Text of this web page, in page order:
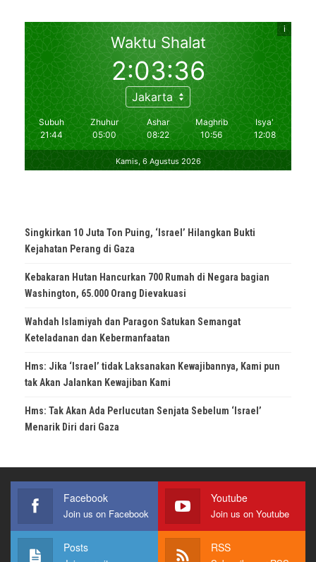
Singkirkan 10 Juta Ton Puing, ‘Israel’ Hilangkan Bukti
Kejahatan Perang di Gaza
Kebakaran Hutan Hancurkan 700 Rumah di Negara bagian
Washington, 65.000 Orang Dievakuasi
Wahdah Islamiyah dan Paragon Satukan Semangat
Keteladanan dan Kebermanfaatan
Hms: Jika ‘Israel’ tidak Laksanakan Kewajibannya, Kami pun
tak Akan Jalankan Kewajiban Kami
Hms: Tak Akan Ada Perlucutan Senjata Sebelum ‘Israel’
Menarik Diri dari Gaza
Facebook
Join us on Facebook
Youtube
Join us on Youtube
Posts RSS